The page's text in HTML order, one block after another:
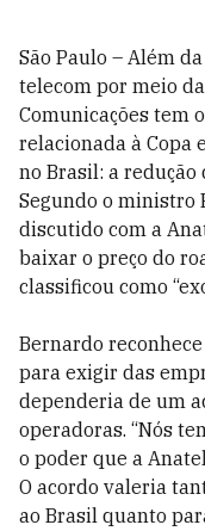
São Paulo – Além
telecom por meio
Comunicações tem
relacionada à Copa
no Brasil: a
Segundo o ministro
discutido com a
baixar o preço do
classificou como
Bernardo
para exigir das
dependeria de um
operadoras. “Nós
o poder que a
O acordo valeria
ao Brasil quanto